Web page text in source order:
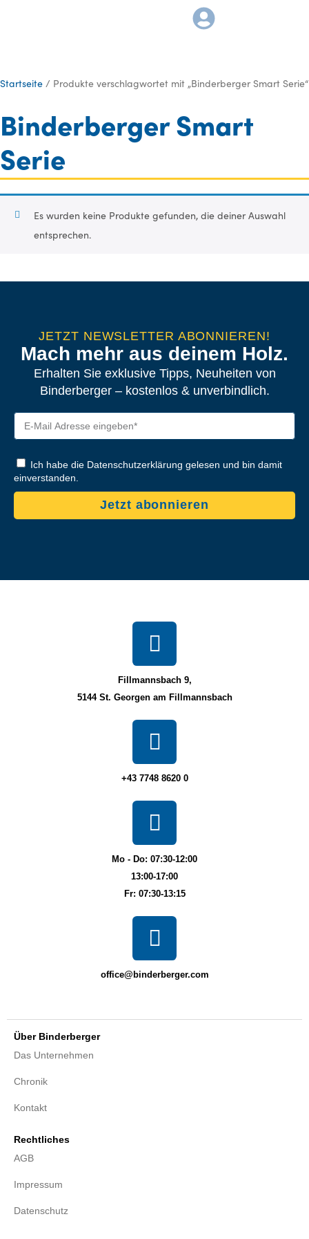
Startseite / Produkte verschlagwortet mit „Binderberger Smart Serie“
Binderberger Smart
Serie
Es wurden keine Produkte gefunden, die deiner Auswahl
entsprechen.
JETZT NEWSLETTER ABONNIEREN!
Mach mehr aus deinem Holz.
Erhalten Sie exklusive Tipps, Neuheiten von
Binderberger – kostenlos & unverbindlich.
Ich habe die Datenschutzerklärung gelesen und bin damit
einverstanden.
Jetzt abonnieren
Fillmannsbach 9,
5144 St. Georgen am Fillmannsbach
+43 7748 8620 0
Mo - Do: 07:30-12:00
13:00-17:00
Fr: 07:30-13:15
office@binderberger.com
Über Binderberger
Das Unternehmen
Chronik
Kontakt
Rechtliches
AGB
Impressum
Datenschutz